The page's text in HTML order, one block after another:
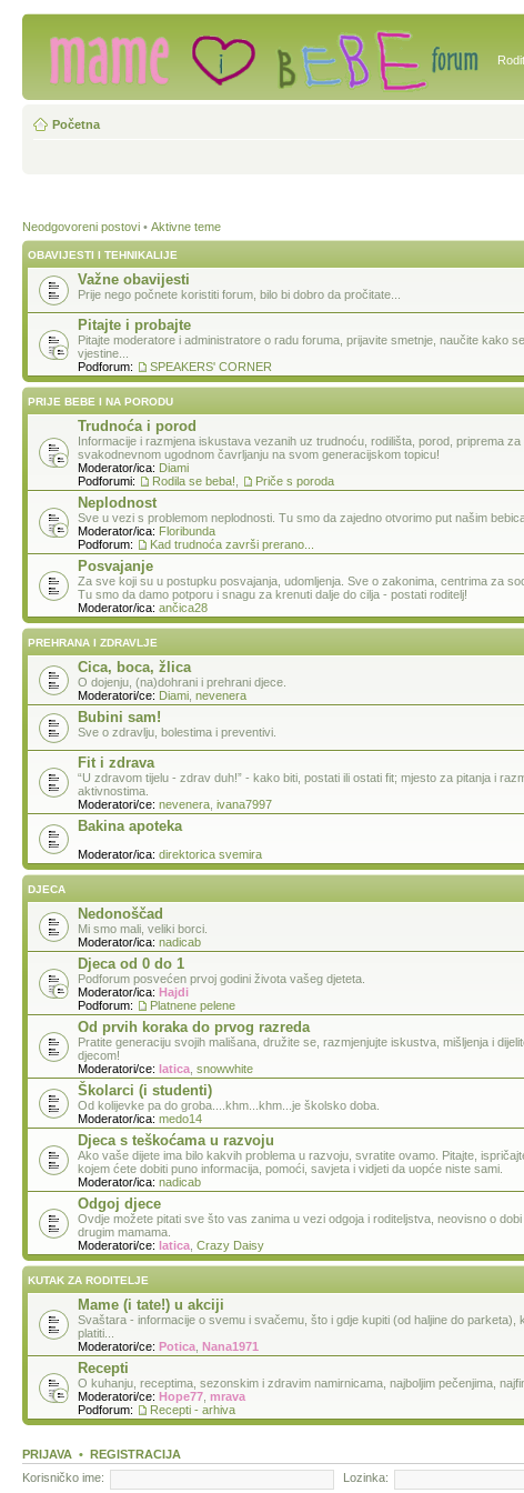
Početna
Neodgovoreni postovi • Aktivne teme
OBAVIJESTI I TEHNIKALIJE
Važne obavijesti
Prije nego počnete koristiti forum, bilo bi dobro da pročitate...
Pitajte i probajte
Pitajte moderatore i administratore o radu foruma, prijavite smetnje, naučite kako
vjestine...
Podforum:
SPEAKERS' CORNER
PRIJE BEBE I NA PORODU
Trudnoća i porod
Informacije i razmjena iskustava vezanih uz trudnoću, rodilišta, porod, priprema
svakodnevnom ugodnom čavrljanju na svom generacijskom topicu!
Moderator/ica: Diami
Podforumi:
Rodila se beba! Priče s poroda
Neplodnost
Sve u vezi s problemom neplodnosti. Tu smo da zajedno otvorimo put našim
Moderator/ica: Floribunda
Podforum:
Kad trudnoća završi prerano...
Posvajanje
Za sve koji su u postupku posvajanja, udomljenja. Sve o zakonima, centrima za
Tu smo da damo potporu i snagu za krenuti dalje do cilja - postati roditelj!
Moderator/ica: ančica28
PREHRANA I ZDRAVLJE
Cica, boca, žlica
O dojenju, (na)dohrani i prehrani djece.
Moderatori/ce: Diami nevenera
Bubini sam!
Sve o zdravlju, bolestima i preventivi.
Fit i zdrava
“U zdravom tijelu - zdrav duh!” - kako biti, postati ili ostati fit; mjesto za pitanja i
aktivnostima.
Moderatori/ce: nevenera ivana7997
Bakina apoteka
Moderator/ica: direktorica svemira
DJECA
Nedonoščad
Mi smo mali, veliki borci.
Moderator/ica: nadicab
Djeca od 0 do 1
Podforum posvećen prvoj godini života vašeg djeteta.
Moderator/ica: Hajdi
Podforum:
Platnene pelene
Od prvih koraka do prvog razreda
Pratite generaciju svojih mališana, družite se, razmjenjujte iskustva, mišljenja i
djecom!
Moderatori/ce: latica snowwhite
Školarci (i studenti)
Od kolijevke pa do groba....khm...khm...je školsko doba.
Moderator/ica: medo14
Djeca s teškoćama u razvoju
Ako vaše dijete ima bilo kakvih problema u razvoju, svratite ovamo. Pitajte,
kojem ćete dobiti puno informacija, pomoći, savjeta i vidjeti da uopće niste sami.
Moderator/ica: nadicab
Odgoj djece
Ovdje možete pitati sve što vas zanima u vezi odgoja i roditeljstva, neovisno o
drugim mamama.
Moderatori/ce: latica Crazy Daisy
KUTAK ZA RODITELJE
Mame (i tate!) u akciji
Svaštara - informacije o svemu i svačemu, što i gdje kupiti (od haljine do
platiti...
Moderatori/ce: Potica Nana1971
Recepti
O kuhanju, receptima, sezonskim i zdravim namirnicama, najboljim pečenjima,
Moderatori/ce: Hope77 mrava
Podforum:
Recepti - arhiva
PRIJAVA • REGISTRACIJA
Korisničko ime:
Lozinka: